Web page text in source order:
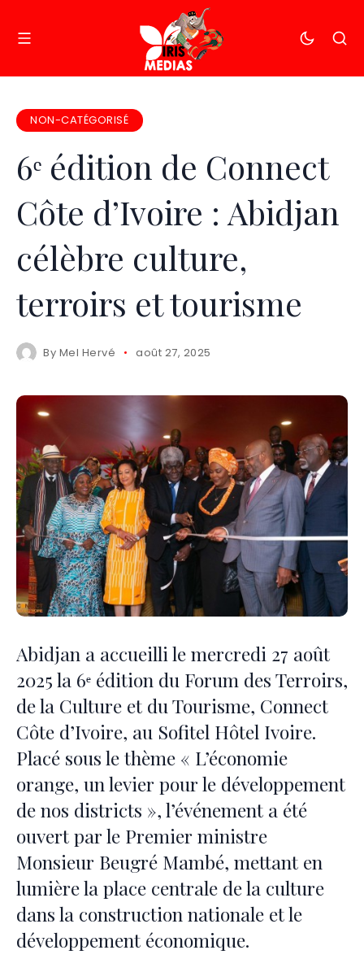
NON-CATÉGORISÉ
6ᵉ édition de Connect
Côte d’Ivoire : Abidjan
célèbre culture,
terroirs et tourisme
By Mel Hervé août 27, 2025
Abidjan a accueilli le mercredi 27 août
2025 la 6ᵉ édition du Forum des Terroirs,
de la Culture et du Tourisme, Connect
Côte d’Ivoire, au Sofitel Hôtel Ivoire.
Placé sous le thème « L’économie
orange, un levier pour le développement
de nos districts », l’événement a été
ouvert par le Premier ministre
Monsieur Beugré Mambé, mettant en
lumière la place centrale de la culture
dans la construction nationale et le
développement économique.